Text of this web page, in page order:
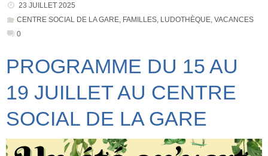
23 JUILLET 2025
CENTRE SOCIAL DE LA GARE, FAMILLES, LUDOTHÈQUE, VACANCES
0
PROGRAMME DU 15 AU
19 JUILLET AU CENTRE
SOCIAL DE LA GARE